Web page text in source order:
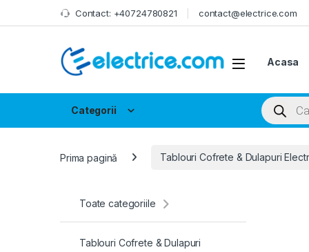
Skip to navigation
Skip to content Contact: +40724780821 contact@electrice.com
Acasa
Categorii
Products
Prima pagină Tablouri Cofrete & Dulapuri
Toate categoriile
Tablouri Cofrete & Dulapuri